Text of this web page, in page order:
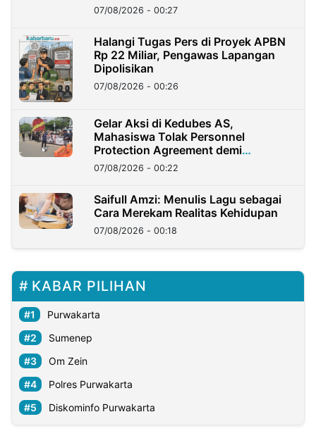
07/08/2026 - 00:27
Halangi Tugas Pers di Proyek APBN
Rp 22 Miliar, Pengawas Lapangan
Dipolisikan
07/08/2026 - 00:26
Gelar Aksi di Kedubes AS,
Mahasiswa Tolak Personnel
Protection Agreement demi
Kedaulatan Negara
07/08/2026 - 00:22
Saifull Amzi: Menulis Lagu sebagai
Cara Merekam Realitas Kehidupan
07/08/2026 - 00:18
KABAR PILIHAN
Purwakarta
Sumenep
Om Zein
Polres Purwakarta
Diskominfo Purwakarta